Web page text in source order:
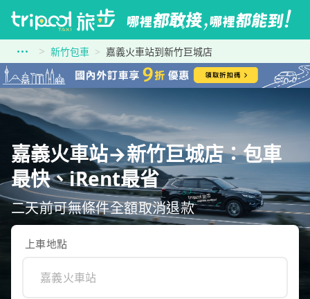
新竹包車 嘉義火車站到新竹巨城店
嘉義火車站→新竹巨城店：包車
最快、iRent最省
二天前可無條件全額取消退款
上車地點